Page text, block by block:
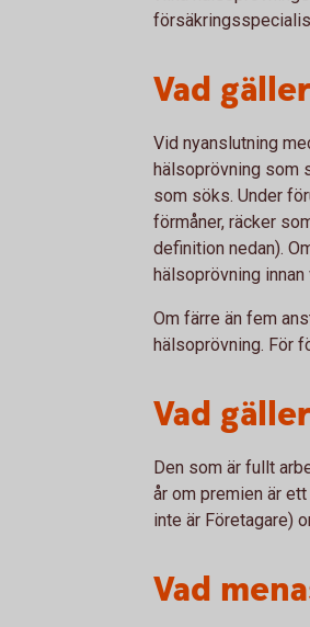
Vad
Vid nyanslutning
hälsoprövning som
som söks. Under
förmåner, räcker
definition nedan).
hälsoprövning
Om färre än fem
hälsoprövning. För
Vad
Den som är fullt
år om premien är
inte är Företagare)
Vad